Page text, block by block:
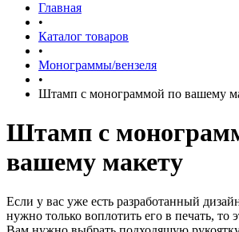
Главная
•
Каталог товаров
•
Монограммы/вензеля
•
Штамп с монограммой по вашему
Штамп с
вашему макету
Если у вас уже есть разработанный
нужно только воплотить его в печать, то